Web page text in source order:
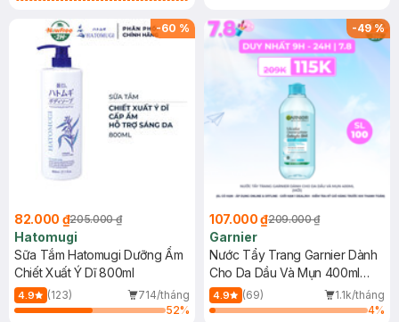
(SL có hạn)
-60 %
82.000 ₫205.000 ₫
Hatomugi
Sữa Tắm Hatomugi Dưỡng Ẩm
Chiết Xuất Ý Dĩ 800ml
4.9 (123)
714/tháng
52%
-49%
107.000 ₫209.000 ₫
Garnier
Nước Tẩy Trang Garnier Dành
Cho Da Dầu Và Mụn 400ml
(Mới)
4.9 (69)
1.1k/tháng
4%